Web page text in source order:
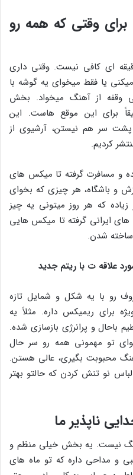
وقتی که همه رو
ای کافی نیست. وقتی داری
یا فقط میخوای یه گوشه با
‌وقفه از آهنگ میخواد. بخش
برای این موقع‌ هاست. این
سر هم نیستن، آرشیوی از
کردیم.
و مسافرت گرفته تا میکس ‌های
و باشگاه، هر چیزی که بخوای
زیاده که هر روز میتونی یه چیز
ایرانی گرفته تا میکس ‌هایی
ساخته شدن.
علاقه‌ ت با ریتم جدید
رو با یه شکل و شمایل تازه
برای ریمیکس داره. مثلاً یه
باحال و پرانرژی بازسازی شده.
تو مهمونی همه رو سر حال
محبوبت بگیری، عالی هستن.
نو تنش کردن که حالتو بهتر
ناپذیر ما
نیست. یه بخش خیلی منظم و
و مداحی داره که تو ماه‌ های